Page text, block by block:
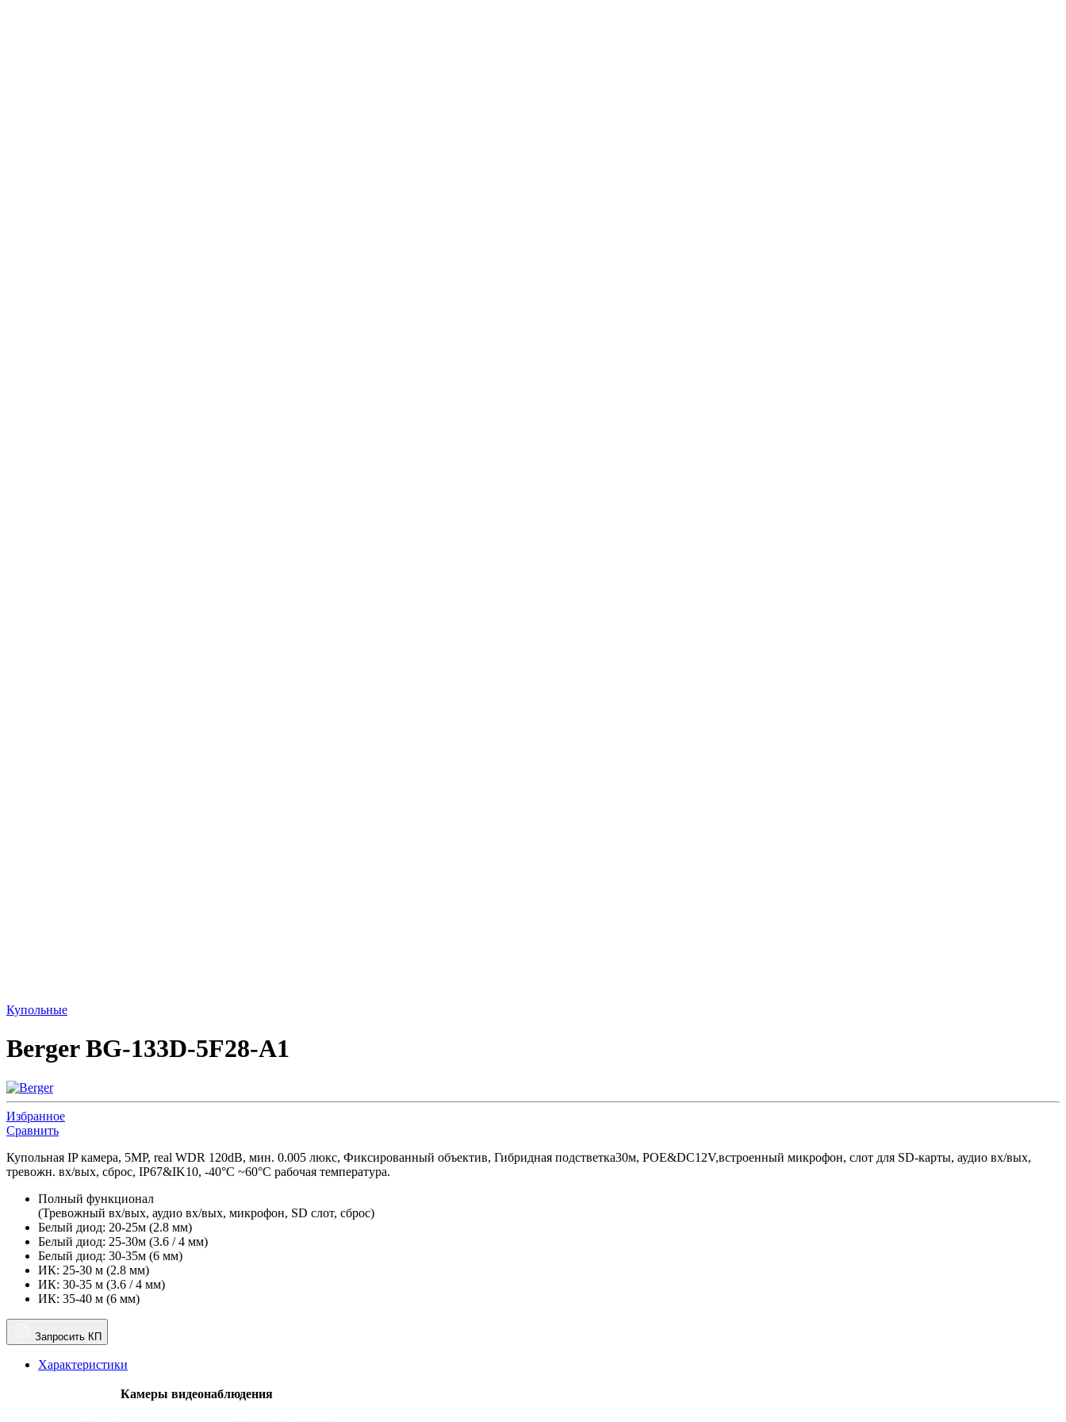
Купольные
Berger BG-133D-5F28-A1
Избранное
Сравнить
Купольная IP камера, 5MP, real WDR 120dB, мин. 0.005 люкс, Фиксированный объектив, Гибридная подстветка30м, POE&DC12V,встроенный микрофон, слот для SD-карты, аудио вх/вых,
тревожн. вх/вых, сброс, IP67&IK10, -40°C ~60°C рабочая температура.
Полный функционал
(Тревожный вх/вых, аудио вх/вых, микрофон, SD слот, сброс)
Белый диод: 20-25м (2.8 мм)
Белый диод: 25-30м (3.6 / 4 мм)
Белый диод: 30-35м (6 мм)
ИК: 25-30 м (2.8 мм)
ИК: 30-35 м (3.6 / 4 мм)
ИК: 35-40 м (6 мм)
Запросить КП
Характеристики
Камеры видеонаблюдения